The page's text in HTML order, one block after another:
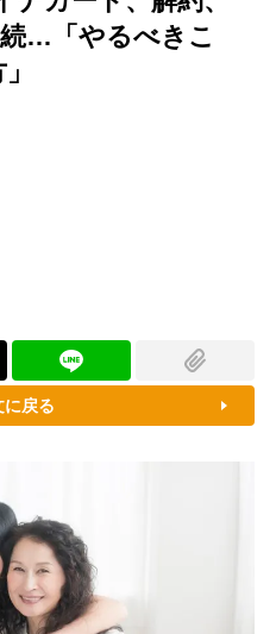
…「やるべきこ
に戻る